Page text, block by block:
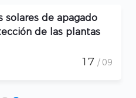
solares de apagado
de las plantas
17 / 09